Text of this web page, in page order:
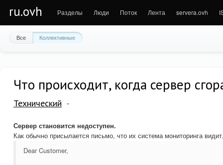
ru.ovh Разделы Люди Поток Лента servera.ovh
Все Коллективные
Что происходит, когда сервер
Технический
Сервер становится недоступен.
Как обычно присылается письмо, что их система мониторинга
Dear Customer,